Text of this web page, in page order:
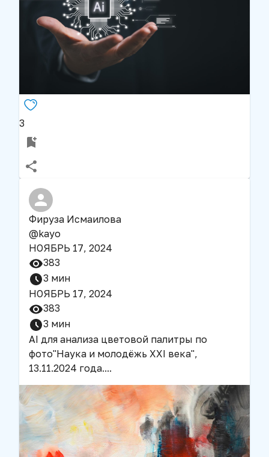
3
Фируза Исмаилова
@kayo
НОЯБРЬ 17, 2024
383
3 мин
НОЯБРЬ 17, 2024
383
3 мин
AI для анализа цветовой палитры по
фото"Наука и молодёжь XXI века",
13.11.2024 года....